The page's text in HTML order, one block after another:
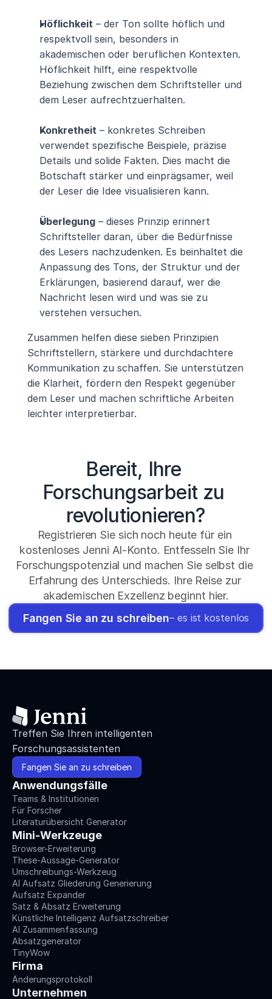
Höflichkeit – der Ton sollte höflich und
respektvoll sein, besonders in
akademischen oder beruflichen Kontexten.
Höflichkeit hilft, eine respektvolle
Beziehung zwischen dem Schriftsteller und
dem Leser aufrechtzuerhalten.
Konkretheit – konkretes Schreiben
verwendet spezifische Beispiele, präzise
Details und solide Fakten. Dies macht die
Botschaft stärker und einprägsamer, weil
der Leser die Idee visualisieren kann.
Überlegung – dieses Prinzip erinnert
Schriftsteller daran, über die Bedürfnisse
des Lesers nachzudenken. Es beinhaltet die
Anpassung des Tons, der Struktur und der
Erklärungen, basierend darauf, wer die
Nachricht lesen wird und was sie zu
verstehen versuchen.
Zusammen helfen diese sieben Prinzipien
Schriftstellern, stärkere und durchdachtere
Kommunikation zu schaffen. Sie unterstützen
die Klarheit, fördern den Respekt gegenüber
dem Leser und machen schriftliche Arbeiten
leichter interpretierbar.
Bereit, Ihre
Forschungsarbeit zu
revolutionieren?
Registrieren Sie sich noch heute für ein
kostenloses Jenni AI-Konto. Entfesseln Sie Ihr
Forschungspotenzial und machen Sie selbst die
Erfahrung des Unterschieds. Ihre Reise zur
akademischen Exzellenz beginnt hier.
Fangen Sie an zu schreiben– es ist kostenlos
Treffen Sie Ihren intelligenten
Forschungsassistenten
Fangen Sie an zu schreiben
Anwendungsfälle
Teams & Institutionen
Für Forscher
Literaturübersicht Generator
Mini-Werkzeuge
Browser-Erweiterung
These-Aussage-Generator
Umschreibungs-Werkzeug
AI Aufsatz Gliederung Generierung
Aufsatz Expander
Satz & Absatz Erweiterung
Künstliche Intelligenz Aufsatzschreiber
AI Zusammenfassung
Absatzgenerator
TinyWow
Firma
Änderungsprotokoll
Unternehmen